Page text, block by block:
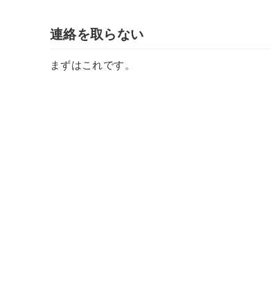
連絡を取らない
まずはこれです。